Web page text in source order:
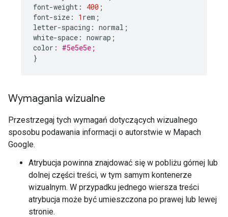
font-weight : 400 ;
font-size : 1 rem ;
letter-spacing : normal ;
white-space : nowrap ;
color : #5e5e5e;
}
Wymagania wizualne
Przestrzegaj tych wymagań dotyczących wizualnego
sposobu podawania informacji o autorstwie w Mapach
Google.
Atrybucja powinna znajdować się w pobliżu górnej lub
dolnej części treści, w tym samym kontenerze
wizualnym. W przypadku jednego wiersza treści
atrybucja może być umieszczona po prawej lub lewej
stronie.